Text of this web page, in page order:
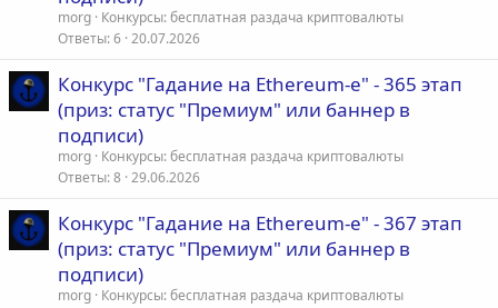
morg Конкурсы: бесплатная раздача криптовалюты
Ответы 6 20.07.2026
Конкурс "Гадание на Ethereum-е" - 365 этап
(приз: статус "Премиум" или баннер в
подписи)
morg Конкурсы: бесплатная раздача криптовалюты
Ответы 8 29.06.2026
Конкурс "Гадание на Ethereum-е" - 367 этап
(приз: статус "Премиум" или баннер в
подписи)
morg Конкурсы: бесплатная раздача криптовалюты